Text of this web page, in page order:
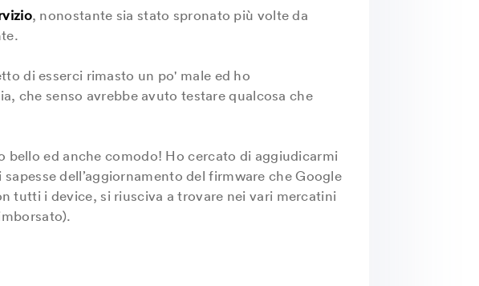
, nonostante sia stato spronato più volte da
di esserci rimasto un po' male ed ho
che senso avrebbe avuto testare qualcosa che
bello ed anche comodo! Ho cercato di aggiudicarmi
dell’aggiornamento del firmware che Google
tutti i device, si riusciva a trovare nei vari mercatini